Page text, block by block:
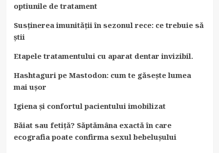
optiunile de tratament
Susținerea imunității în sezonul rece: ce trebuie să
știi
Etapele tratamentului cu aparat dentar invizibil.
Hashtaguri pe Mastodon: cum te găsește lumea
mai ușor
Igiena și confortul pacientului imobilizat
Băiat sau fetiță? Săptămâna exactă în care
ecografia poate confirma sexul bebelușului